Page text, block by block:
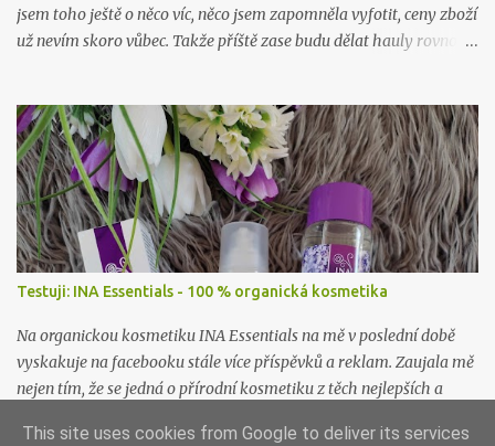
jsem toho ještě o něco víc, něco jsem zapomněla vyfotit, ceny zboží
už nevím skoro vůbec. Takže příště zase budu dělat hauly rovnou
Testuji: INA Essentials - 100 % organická kosmetika
Na organickou kosmetiku INA Essentials na mě v poslední době
vyskakuje na facebooku stále více příspěvků a reklam. Zaujala mě
nejen tím, že se jedná o přírodní kosmetiku z těch nejlepších a
takové já ráda podpořím a samozřejmě i vyzkouším. Proto jsem
This site uses cookies from Google to deliver its services